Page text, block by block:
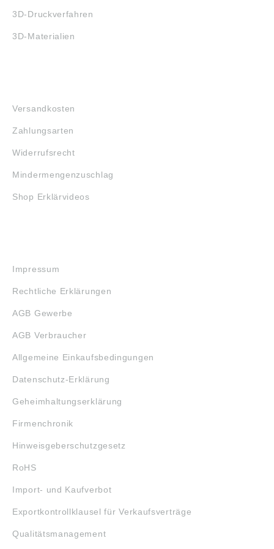
3D-Druckverfahren
3D-Materialien
Versandkosten
Zahlungsarten
Widerrufsrecht
Mindermengenzuschlag
Shop Erklärvideos
Impressum
Rechtliche Erklärungen
AGB Gewerbe
AGB Verbraucher
Allgemeine Einkaufsbedingungen
Datenschutz-Erklärung
Geheimhaltungserklärung
Firmenchronik
Hinweisgeberschutzgesetz
RoHS
Import- und Kaufverbot
Exportkontrollklausel für Verkaufsverträge
Qualitätsmanagement